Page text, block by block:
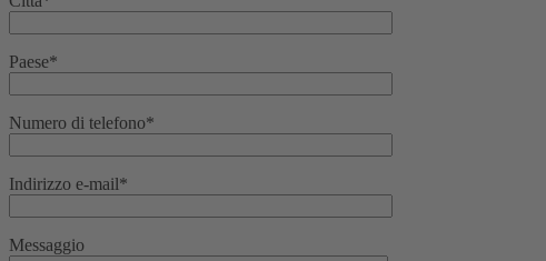
Paese*
Numero di telefono*
Indirizzo e-mail*
Messaggio